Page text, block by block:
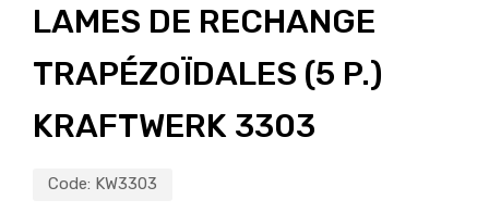
LAMES DE RECHANGE
TRAPÉZOÏDALES (5 P.)
KRAFTWERK 3303
Code: KW3303